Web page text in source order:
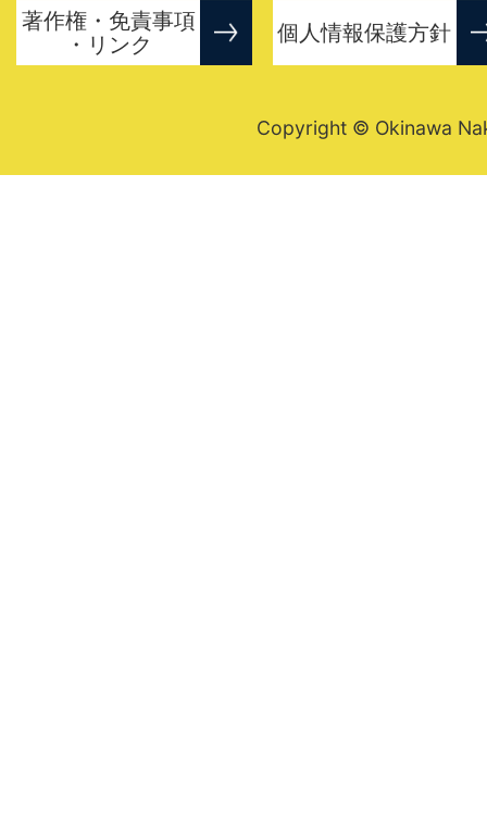
著作権・免責事項
・リンク
個人情報保護方針
Copyright © Okinawa